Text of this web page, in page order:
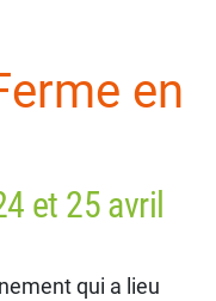
en
et 25 avril
qui a lieu